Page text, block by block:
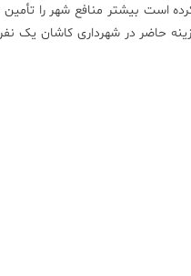
است بیشتر منافع شهر را
حاضر در شهرداری کاشان یک